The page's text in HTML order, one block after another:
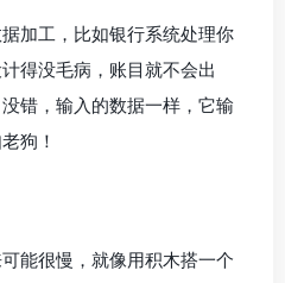
加工，比如银行系统处理你
得没毛病，账目就不会出
错，输入的数据一样，它输
狗！
能很慢，就像用积木搭一个